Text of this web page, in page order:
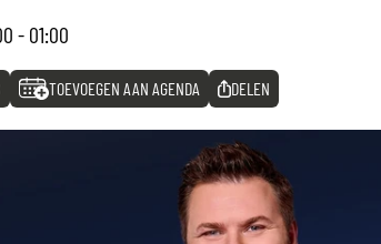
- 01:00
TOEVOEGEN AAN AGENDA DELEN